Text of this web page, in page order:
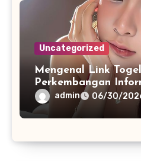
Uncategorized
Mengenal Link
Perkembangan
Digital
admin 06/30/